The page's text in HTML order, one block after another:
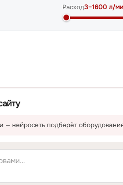
Расход3–1600 л/
нейросеть подберёт